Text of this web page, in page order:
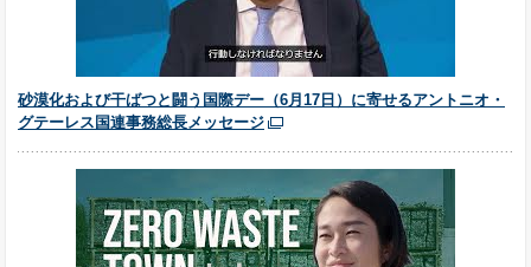
砂漠化および干ばつと闘う国際デー（6月17日）に寄せるアントニオ・
グテーレス国連事務総長メッセージ